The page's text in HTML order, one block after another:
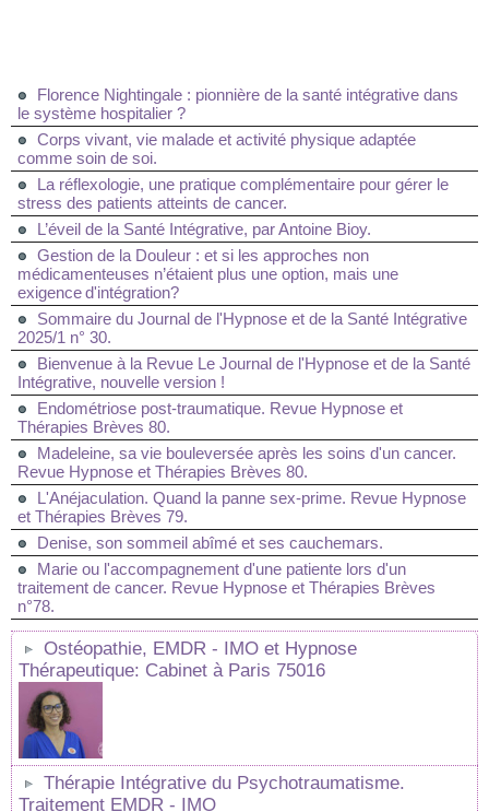
Florence Nightingale : pionnière de la santé intégrative dans
le système hospitalier ?
Corps vivant, vie malade et activité physique adaptée
comme soin de soi.
La réflexologie, une pratique complémentaire pour gérer le
stress des patients atteints de cancer.
L’éveil de la Santé Intégrative, par Antoine Bioy.
Gestion de la Douleur : et si les approches non
médicamenteuses n’étaient plus une option, mais une
exigence d'intégration?
Sommaire du Journal de l'Hypnose et de la Santé Intégrative
2025/1 n° 30.
Bienvenue à la Revue Le Journal de l'Hypnose et de la Santé
Intégrative, nouvelle version !
Endométriose post-traumatique. Revue Hypnose et
Thérapies Brèves 80.
Madeleine, sa vie bouleversée après les soins d'un cancer.
Revue Hypnose et Thérapies Brèves 80.
L'Anéjaculation. Quand la panne sex-prime. Revue Hypnose
et Thérapies Brèves 79.
Denise, son sommeil abîmé et ses cauchemars.
Marie ou l'accompagnement d'une patiente lors d'un
traitement de cancer. Revue Hypnose et Thérapies Brèves
n°78.
Ostéopathie, EMDR - IMO et Hypnose
Thérapeutique: Cabinet à Paris 75016
Thérapie Intégrative du Psychotraumatisme.
Traitement EMDR - IMO